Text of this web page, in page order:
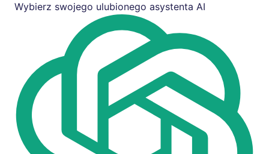
Wybierz swojego ulubionego asystenta AI